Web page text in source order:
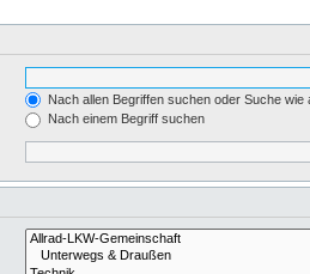
Nach allen Begriffen suchen oder Suche wie
Nach einem Begriff suchen